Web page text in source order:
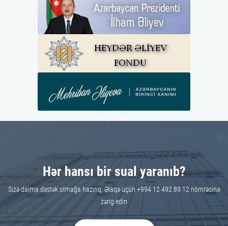
Hər hansı bir sual yaranıb?
Sizə daima dəstək olmağa hazırıq. Əlaqə üçün +994 12 492 89 12 nömrəsinə
zəng edin